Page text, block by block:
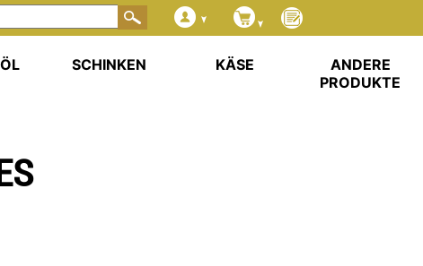
SCHINKEN KÄSE
ANDERE
PRODUKTE